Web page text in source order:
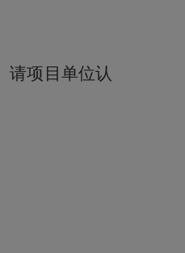
请项目单位认